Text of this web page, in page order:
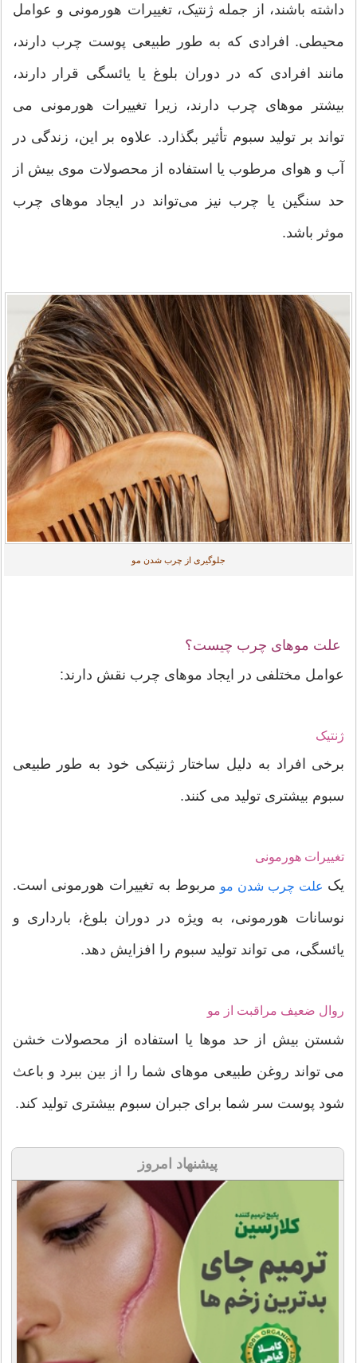
داشته باشند، از جمله ژنتیک، تغییرات هورمونی و عوامل
محیطی. افرادی که به طور طبیعی پوست چرب دارند،
مانند افرادی که در دوران بلوغ یا یائسگی قرار دارند،
بیشتر موهای چرب دارند، زیرا تغییرات هورمونی می
تواند بر تولید سبوم تأثیر بگذارد. علاوه بر این، زندگی در
آب و هوای مرطوب یا استفاده از محصولات موی بیش از
حد سنگین یا چرب نیز می‌تواند در ایجاد موهای چرب
موثر باشد.
جلوگیری از چرب شدن مو
علت موهای چرب چیست؟
عوامل مختلفی در ایجاد موهای چرب نقش دارند:
ژنتیک
برخی افراد به دلیل ساختار ژنتیکی خود به طور طبیعی
سبوم بیشتری تولید می کنند.
تغییرات هورمونی
یک علت چرب شدن مو مربوط به تغییرات هورمونی است.
نوسانات هورمونی، به ویژه در دوران بلوغ، بارداری و
یائسگی، می تواند تولید سبوم را افزایش دهد.
روال ضعیف مراقبت از مو
شستن بیش از حد موها یا استفاده از محصولات خشن
می تواند روغن طبیعی موهای شما را از بین ببرد و باعث
شود پوست سر شما برای جبران سبوم بیشتری تولید کند.
پیشنهاد امروز